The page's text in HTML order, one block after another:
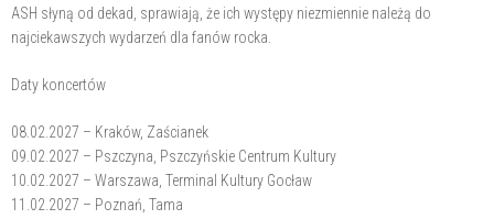
ASH słyną od dekad, sprawiają, że ich występy niezmiennie należą do
najciekawszych wydarzeń dla fanów rocka.
Daty koncertów
08.02.2027 – Kraków, Zaścianek
09.02.2027 – Pszczyna, Pszczyńskie Centrum Kultury
10.02.2027 – Warszawa, Terminal Kultury Gocław
11.02.2027 – Poznań, Tama